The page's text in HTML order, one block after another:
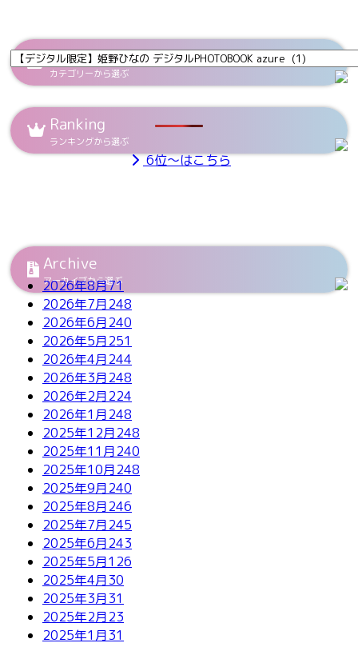
Category
カテゴリーから選ぶ
Ranking
ランキングから選ぶ
6位～はこちら
Archive
アーカイブから選ぶ
2026年8月71
2026年7月248
2026年6月240
2026年5月251
2026年4月244
2026年3月248
2026年2月224
2026年1月248
2025年12月248
2025年11月240
2025年10月248
2025年9月240
2025年8月246
2025年7月245
2025年6月243
2025年5月126
2025年4月30
2025年3月31
2025年2月23
2025年1月31